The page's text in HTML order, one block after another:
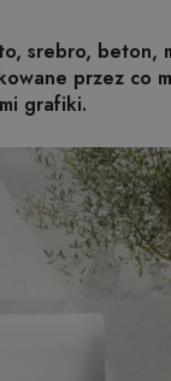
srebro, beton,
przez co
grafiki.